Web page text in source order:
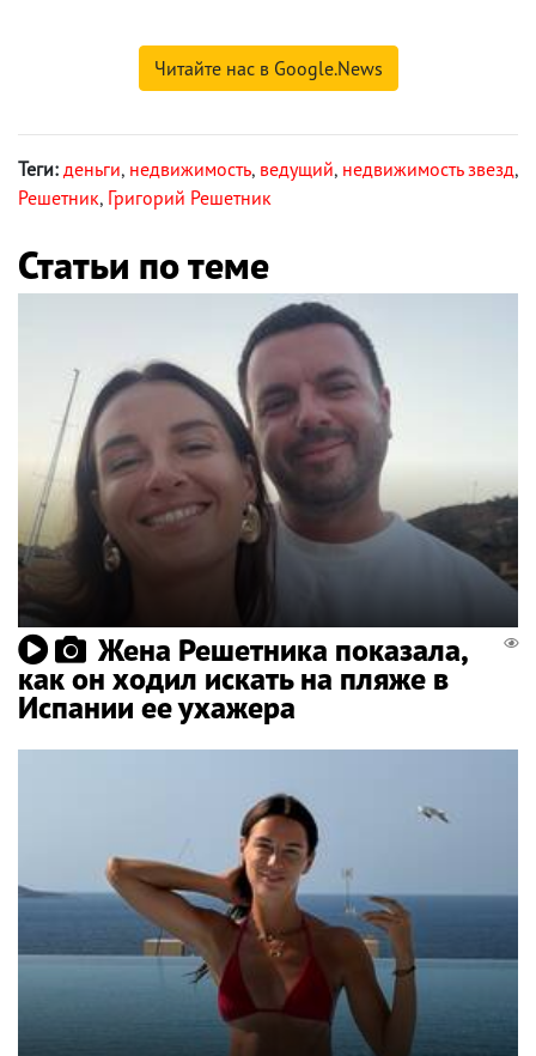
Читайте нас в Google.News
Теги: деньги, недвижимость, ведущий, недвижимость звезд,
Решетник, Григорий Решетник
Статьи по теме
Жена Решетника показала,
как он ходил искать на пляже в
Испании ее ухажера